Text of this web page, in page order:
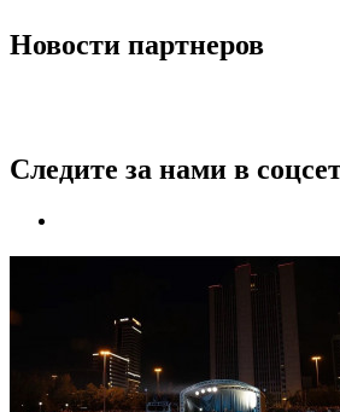
Новости партнеров
Следите за нами в